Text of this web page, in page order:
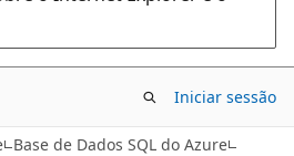
Iniciar sessão
Base de Dados SQL do Azure